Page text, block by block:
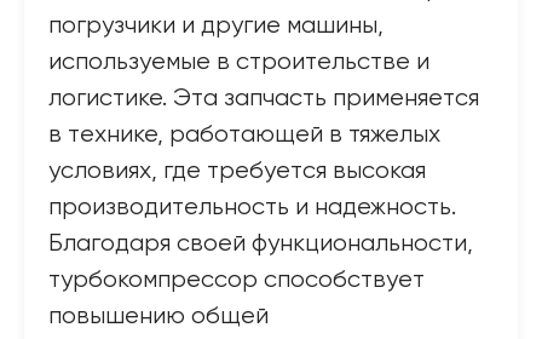
погрузчики и другие машины,
используемые в строительстве и
логистике. Эта запчасть применяется
в технике, работающей в тяжелых
условиях, где требуется высокая
производительность и надежность.
Благодаря своей функциональности,
турбокомпрессор способствует
повышению общей